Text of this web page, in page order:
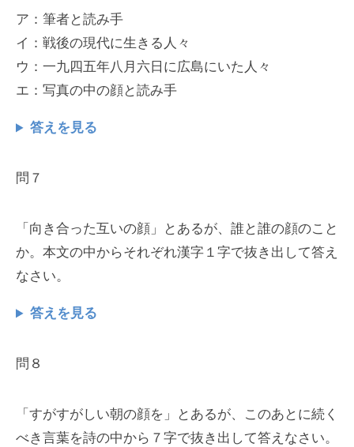
ア：筆者と読み手
イ：戦後の現代に生きる人々
ウ：一九四五年八月六日に広島にいた人々
エ：写真の中の顔と読み手
答えを見る
問７
「向き合った互いの顔」とあるが、誰と誰の顔のこと
か。本文の中からそれぞれ漢字１字で抜き出して答え
なさい。
答えを見る
問８
「すがすがしい朝の顔を」とあるが、このあとに続く
べき言葉を詩の中から７字で抜き出して答えなさい。